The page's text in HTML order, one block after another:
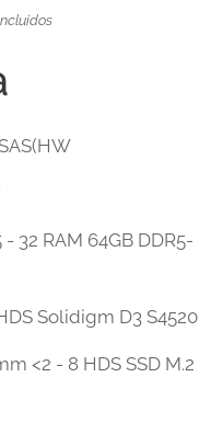
32 RAM 64GB DDR5-
Solidigm D3 S4520
<2 - 8 HDS SSD M.2